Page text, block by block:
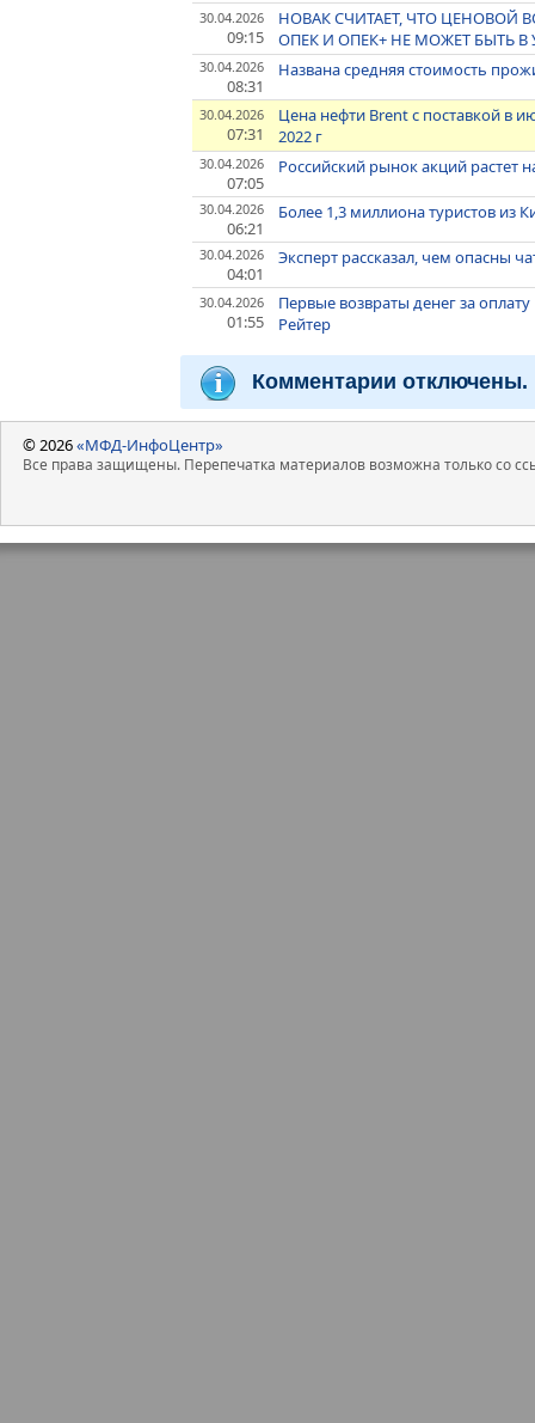
30.04.2026
09:15
НОВАК СЧИТАЕТ, ЧТО ЦЕНОВОЙ
ОПЕК И ОПЕК+ НЕ МОЖЕТ БЫТЬ
30.04.2026
08:31
Названа средняя стоимость
30.04.2026
07:31
Цена нефти Brent с поставкой в
2022 г
30.04.2026
07:05
Российский рынок акций растет
30.04.2026
06:21
Более 1,3 миллиона туристов из
30.04.2026
04:01
Эксперт рассказал, чем опасны
30.04.2026
01:55
Первые возвраты денег за
Рейтер
Комментарии отключены.
© 2026«МФД-ИнфоЦентр»
Все права защищены. Перепечатка материалов возможна только со